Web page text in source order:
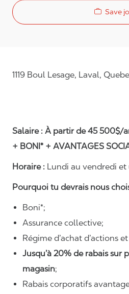
Save
1119 Boul Lesage, Laval,
Salaire : À partir de 45 500$/
+ BONI* + AVANTAGES
Horaire : Lundi au vendredi
Pourquoi tu devrais nous
Boni*;
Assurance collective;
Régime d’achat d’actions
Jusqu’à 20% de rabais sur
magasin;
Rabais corporatifs